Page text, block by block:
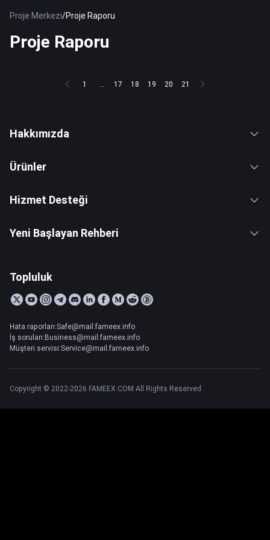
Proje Merkezi/Proje Raporu
Proje Raporu
1 ... 17 18 19 20 21
Hakkımızda
Ürünler
Hizmet Desteği
Yeni Başlayan Rehberi
Topluluk
Hata raporları:Safe@mail.fameex.info
İş soruları:Business@mail.fameex.info
Müşteri servisi:Service@mail.fameex.info
Copyright © 2022-2026 FAMEEX.COM All Rights Reserved